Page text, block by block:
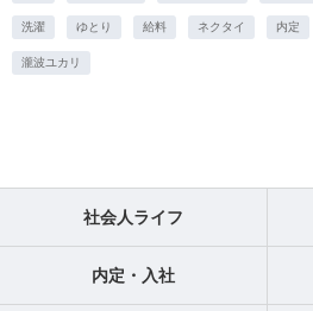
洗濯 ゆとり 給料 ネクタイ 内定
瀧波ユカリ
社会人ライフ
内定・入社